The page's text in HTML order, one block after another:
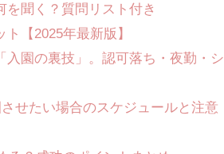
を聞く？質問リスト付き
【2025年最新版】
入園の裏技」。認可落ち・夜勤・シ
せたい場合のスケジュールと注意